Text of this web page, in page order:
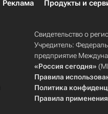
Реклама Продукты и
Свидетельство о
Учредитель:
предприятие
«Россия сегодня»
Правила
Политика
Правила